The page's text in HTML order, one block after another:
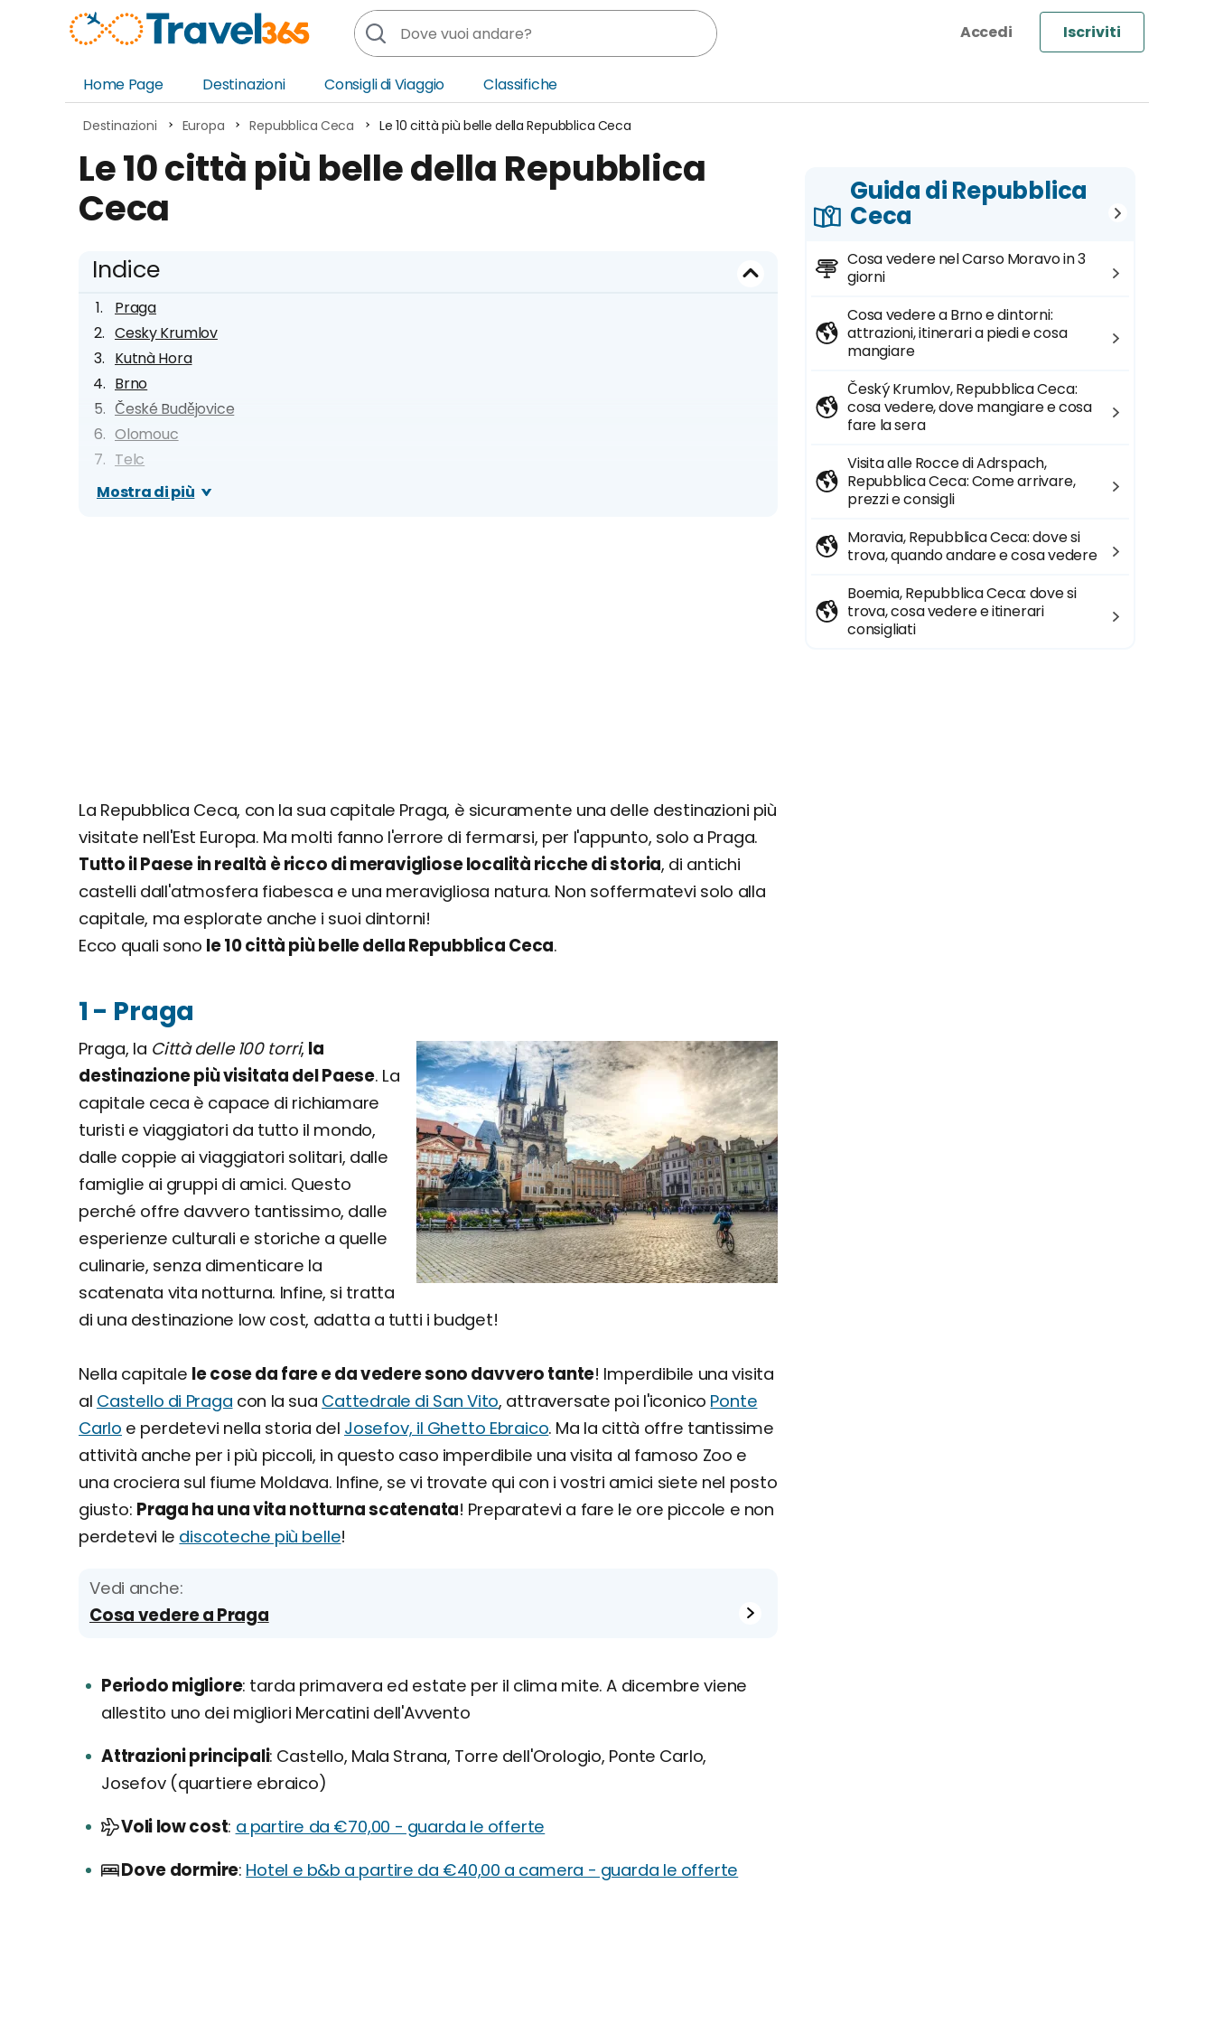
Iscriviti
Home Page
Destinazioni
Europa
Oceania
Nord America
America Centrale
Consigli di Viaggio Classifiche
Destinazioni Europa Repubblica Ceca Le 10 città più belle della Repubblica Ceca
Le 10 città più belle della Repubblica
Ceca
Indice
Praga
Cesky Krumlov
Kutnà Hora
Brno
České Budějovice
Olomouc
Telc
Marianske Lazne
Mostra di più
La Repubblica Ceca, con la sua capitale Praga, è sicuramente una delle destinazioni più
visitate nell'Est Europa. Ma molti fanno l'errore di fermarsi, per l'appunto, solo a Praga.
Tutto il Paese in realtà è ricco di meravigliose località ricche di storia, di antichi
castelli dall'atmosfera fiabesca e una meravigliosa natura. Non soffermatevi solo alla
capitale, ma esplorate anche i suoi dintorni!
Ecco quali sono le 10 città più belle della Repubblica Ceca.
1 - Praga
Praga, la Città delle 100 torri, la
destinazione più visitata del Paese. La
capitale ceca è capace di richiamare
turisti e viaggiatori da tutto il mondo,
dalle coppie ai viaggiatori solitari, dalle
famiglie ai gruppi di amici. Questo
perché offre davvero tantissimo, dalle
esperienze culturali e storiche a quelle
culinarie, senza dimenticare la
scatenata vita notturna. Infine, si tratta
di una destinazione low cost, adatta a tutti i budget!
Nella capitale le cose da fare e da vedere sono davvero tante! Imperdibile una visita
al Castello di Praga con la sua Cattedrale di San Vito, attraversate poi l'iconico Ponte
Carlo e perdetevi nella storia del Josefov, il Ghetto Ebraico. Ma la città offre tantissime
attività anche per i più piccoli, in questo caso imperdibile una visita al famoso Zoo e
una crociera sul fiume Moldava. Infine, se vi trovate qui con i vostri amici siete nel posto
giusto: Praga ha una vita notturna scatenata! Preparatevi a fare le ore piccole e non
perdetevi le discoteche più belle!
Vedi anche:
Cosa vedere a Praga
Periodo migliore tarda primavera ed estate per il clima mite. A dicembre viene
allestito uno dei migliori Mercatini dell'Avvento
Attrazioni principali Castello, Mala Strana, Torre dell'Orologio, Ponte Carlo,
Josefov (quartiere ebraico)
Voli low cost a partire da €70,00 - guarda le offerte
Dove dormire Hotel e b&b a partire da €40,00 a camera - guarda le offerte
Guida di Repubblica
Ceca
Cosa vedere nel Carso Moravo in 3
giorni
Cosa vedere a Brno e dintorni:
attrazioni, itinerari a piedi e cosa
mangiare
Český Krumlov, Repubblica Ceca:
cosa vedere, dove mangiare e cosa
fare la sera
Visita alle Rocce di Adrspach,
Repubblica Ceca: Come arrivare,
prezzi e consigli
Moravia, Repubblica Ceca: dove si
trova, quando andare e cosa vedere
Boemia, Repubblica Ceca: dove si
trova, cosa vedere e itinerari
consigliati